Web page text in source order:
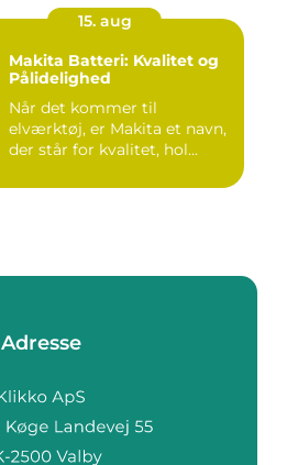
15. aug
Makita Batteri: Kvalitet og
Pålidelighed
Når det kommer til
elværktøj, er Makita et navn,
der står for kvalitet, hol...
Adresse